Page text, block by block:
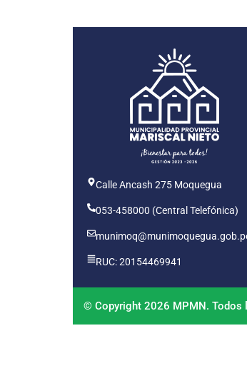
Calle Ancash 275 Moquegua
053-458000 (Central Telefónica)
RUC: 20154469941
© Copyright 2026 MPMN. Todos